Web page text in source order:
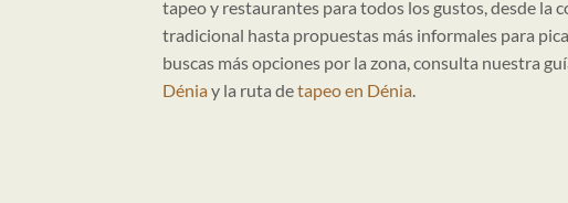
tapeo y restaurantes para todos los gustos, desde la
tradicional hasta propuestas más informales para
buscas más opciones por la zona, consulta nuestra
Dénia y la ruta detapeo en Dénia.